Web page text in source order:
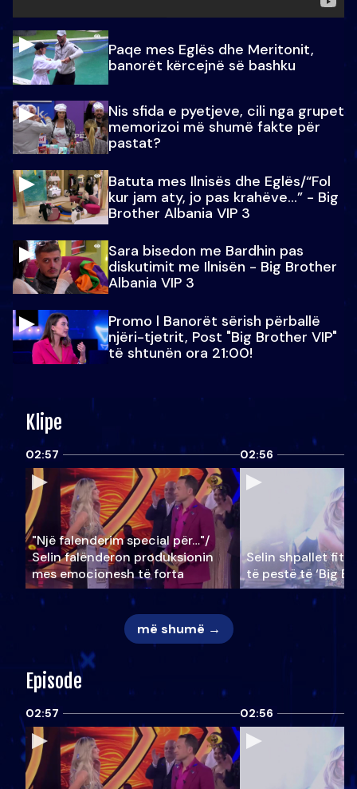
Paqe mes Eglës dhe Meritonit,
banorët kërcejnë së bashku
Nis sfida e pyetjeve, cili nga grupet
memorizoi më shumë fakte për
pastat?
Batuta mes Ilnisës dhe Eglës/“Fol
kur jam aty, jo pas krahëve…” - Big
Brother Albania VIP 3
Sara bisedon me Bardhin pas
diskutimit me Ilnisën - Big Brother
Albania VIP 3
Promo l Banorët sërish përballë
njëri-tjetrit, Post "Big Brother VIP"
të shtunën ora 21:00!
Klipe
02:57
"Një falenderim special për…"/
Selin falënderon produksionin
mes emocionesh të forta
02:56
Selin shpallet
të pestë të ‘Big
më shumë →
Episode
02:57 02:56